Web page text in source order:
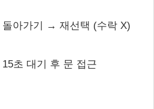
아가기 → 재선택 (수락 X)
초 대기 후 문 접근